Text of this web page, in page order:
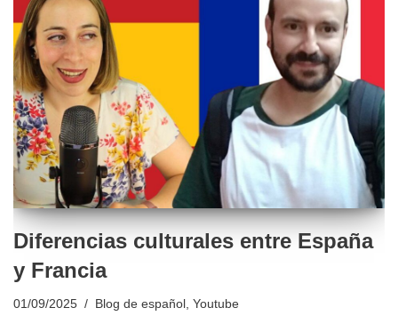
Diferencias culturales entre España
y Francia
01/09/2025 Blog de español , Youtube